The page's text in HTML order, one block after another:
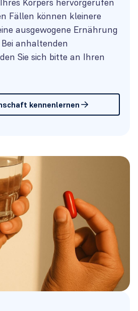
Fällen können kleinere
ausgewogene Ernährung
anhaltenden
Sie sich bitte an Ihren
kennenlernen